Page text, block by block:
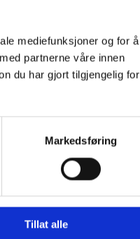
mediefunksjoner og for å
partnerne våre innen
du har gjort tilgjengelig for
Markedsføring
Tillat alle